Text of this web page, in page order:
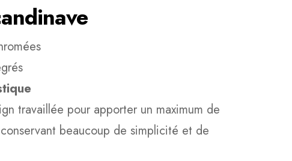
travaillée pour apporter un maximum de
beaucoup de simplicité et de